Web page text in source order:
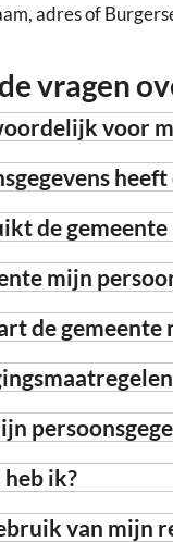
adres of
vragen
voor
de gemeente
mijn
de gemeente
ik?
van mijn